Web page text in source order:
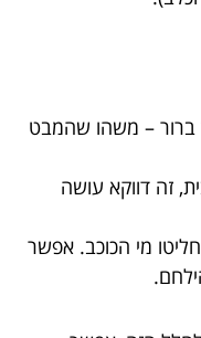
ברור – משהו שהמבט
זה דווקא עושה
מי הכוכב. אפשר